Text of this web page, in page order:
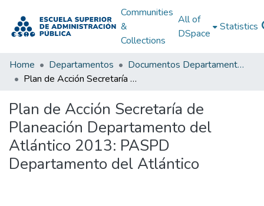
Communities
&
Collections
All of
DSpace
Statistics
Home Departamentos
Documentos Departamentales
Plan de Acción Secretaría de Planeación Departamento del Atlántico 2013: PASPD Departamento del Atlántico
Plan de Acción Secretaría de
Planeación Departamento del
Atlántico 2013: PASPD
Departamento del Atlántico